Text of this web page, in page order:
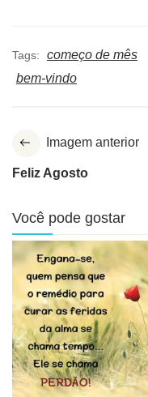
Tags: começo de mês
bem-vindo
Imagem anterior
Feliz Agosto
Você pode gostar